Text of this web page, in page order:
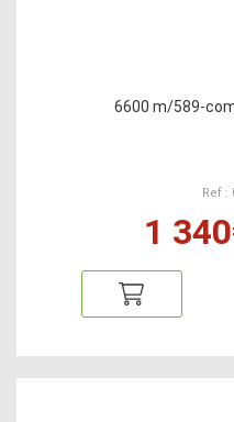
6600 m/589-
Ref :
1